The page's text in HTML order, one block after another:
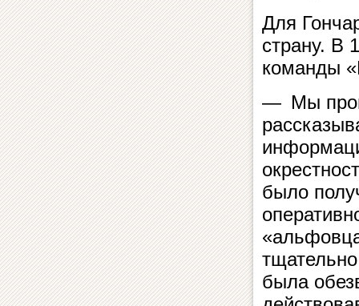
Для
страну. В
команды
— Мы
было
была